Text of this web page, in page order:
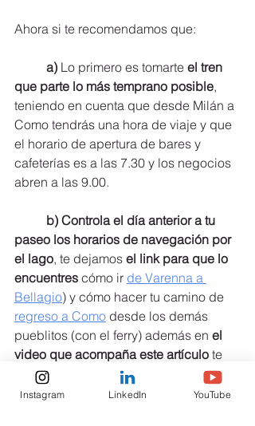
Ahora si te recomendamos que:
a) Lo primero es tomarte el tren
que parte lo más temprano posible,
teniendo en cuenta que desde Milán a
Como tendrás una hora de viaje y que
el horario de apertura de bares y
cafeterías es a las 7.30 y los negocios
abren a las 9.00.
b) Controla el día anterior a tu
paseo los horarios de navegación por
el lago, te dejamos el link para que lo
encuentres cómo ir de Varenna a
Bellagio) y cómo hacer tu camino de
regreso a Como desde los demás
pueblitos (con el ferry) además en el
video que acompaña este artículo te
muestro cómo leer estas tablas
horarias (te recomiendo imprimirlas
Instagram LinkedIn YouTube